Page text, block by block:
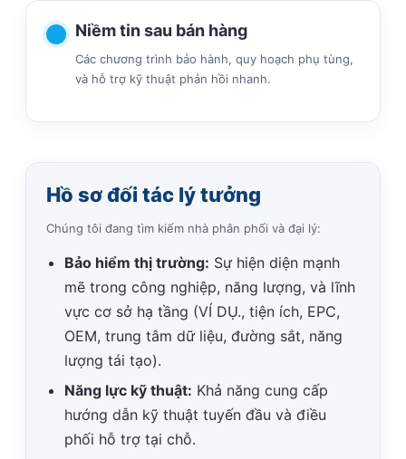
Niềm tin sau bán hàng
Các chương trình bảo hành, quy hoạch phụ tùng,
và hỗ trợ kỹ thuật phản hồi nhanh.
Hồ sơ đối tác lý tưởng
Chúng tôi đang tìm kiếm nhà phân phối và đại lý:
Bảo hiểm thị trường: Sự hiện diện mạnh
mẽ trong công nghiệp, năng lượng, và lĩnh
vực cơ sở hạ tầng (VÍ DỤ., tiện ích, EPC,
OEM, trung tâm dữ liệu, đường sắt, năng
lượng tái tạo).
Năng lực kỹ thuật: Khả năng cung cấp
hướng dẫn kỹ thuật tuyến đầu và điều
phối hỗ trợ tại chỗ.